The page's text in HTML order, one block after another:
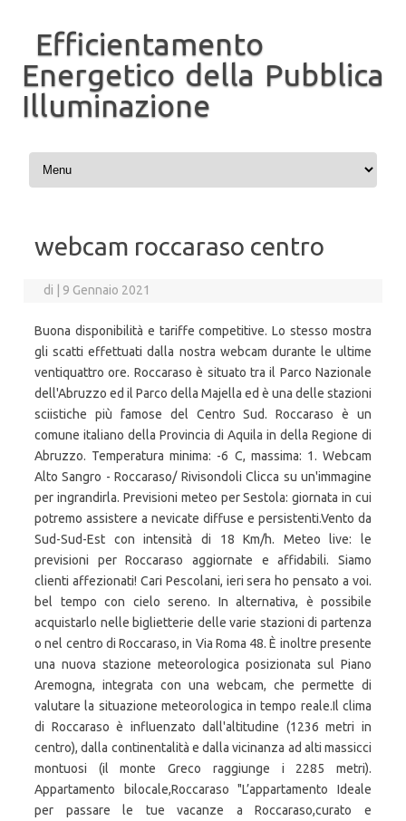
Efficientamento
Energetico della Pubblica
Illuminazione
Vai al contenuto
webcam roccaraso centro
di 9 Gennaio 2021
Buona disponibilità e tariffe competitive. Lo stesso mostra
gli scatti effettuati dalla nostra webcam durante le ultime
ventiquattro ore. Roccaraso è situato tra il Parco Nazionale
dell'Abruzzo ed il Parco della Majella ed è una delle stazioni
sciistiche più famose del Centro Sud. Roccaraso è un
comune italiano della Provincia di Aquila in della Regione di
Abruzzo. Temperatura minima: -6 C, massima: 1. Webcam
Alto Sangro - Roccaraso/ Rivisondoli Clicca su un'immagine
per ingrandirla. Previsioni meteo per Sestola: giornata in cui
potremo assistere a nevicate diffuse e persistenti.Vento da
Sud-Sud-Est con intensità di 18 Km/h. Meteo live: le
previsioni per Roccaraso aggiornate e affidabili. Siamo
clienti affezionati! Cari Pescolani, ieri sera ho pensato a voi.
bel tempo con cielo sereno. In alternativa, è possibile
acquistarlo nelle biglietterie delle varie stazioni di partenza
o nel centro di Roccaraso, in Via Roma 48. È inoltre presente
una nuova stazione meteorologica posizionata sul Piano
Aremogna, integrata con una webcam, che permette di
valutare la situazione meteorologica in tempo reale.Il clima
di Roccaraso è influenzato dall'altitudine (1236 metri in
centro), dalla continentalità e dalla vicinanza ad alti massicci
montuosi (il monte Greco raggiunge i 2285 metri).
Appartamento bilocale,Roccaraso "L’appartamento Ideale
per passare le tue vacanze a Roccaraso,curato e